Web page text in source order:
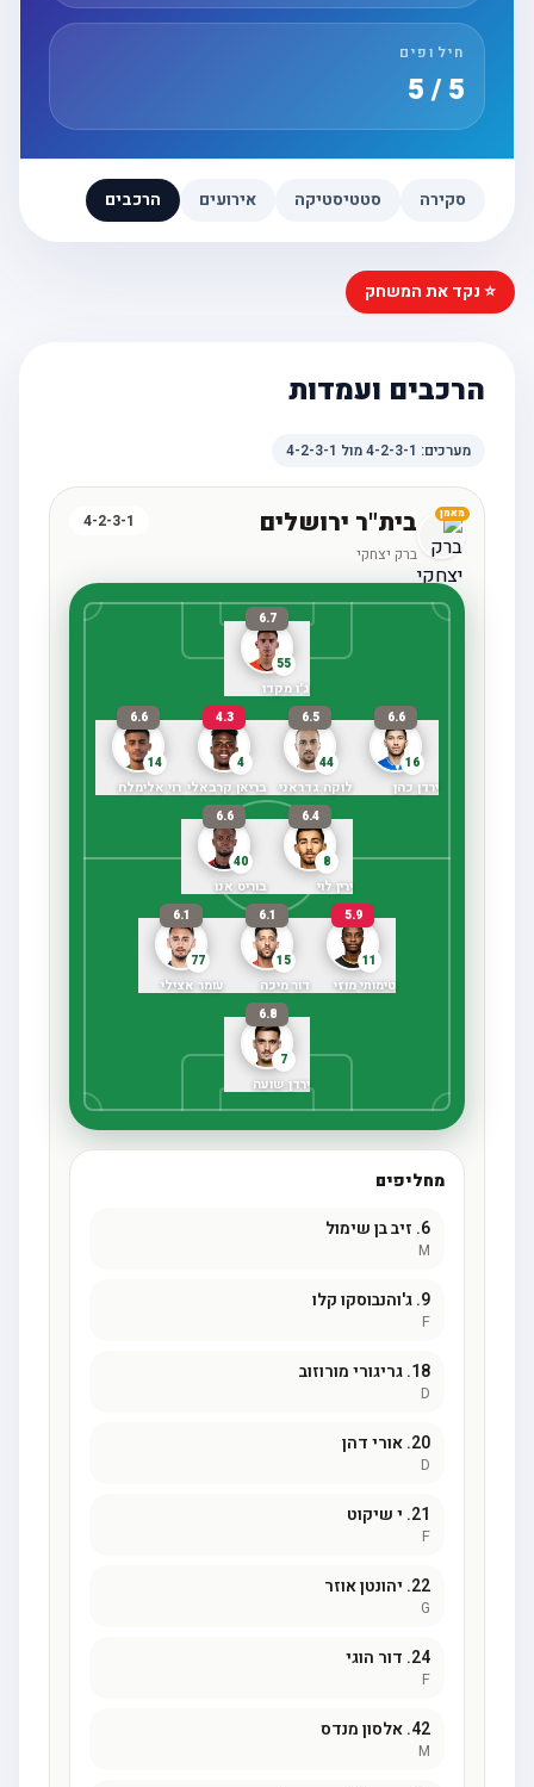
חילופים
סקירה סטטיסטיקה אירועים הרכבים
⭐ נקד את המשחק
הרכבים ועמדות
מערכים:4-2-3-1מול4-2-3-1
מאמן בית"ר ירושלים
ברק יצחקי
4-2-3-1
55
6.7
ג'ו מקדו
16
6.6
ירדן כהן
44
6.5
לוקה גדראני
4.3
בריאן קרבאלי
14
6.6
רוי אלימלח
6.4
ירין לוי
40
6.6
בוריס אנו
11
5.9
טימותי מוזי
15
6.1
דור מיכה
77
6.1
עומר אצילי
6.8
ירדן שועה
מחליפים
זיב בן שימול
ג'והנבוסקו קלו
18. גריגורי מורוזוב
20. אורי דהן
21. י שיקוט
22. יהונטן אוזר
24. דור הוגי
42. אלסון מנדס